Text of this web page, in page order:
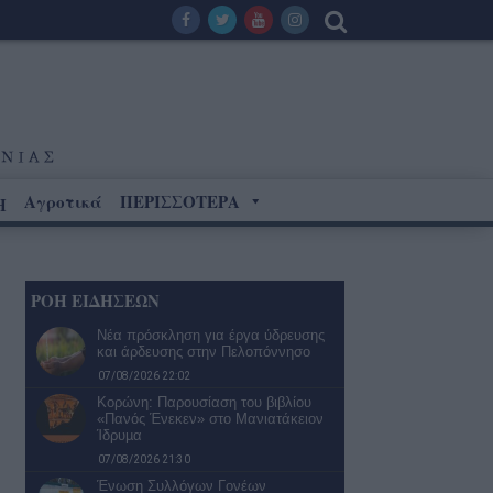
Αγροτικά ΠΕΡΙΣΣΟΤΕΡΑ
ΡΟΗ ΕΙΔΗΣΕΩΝ
Νέα πρόσκληση για έργα ύδρευσης
και άρδευσης στην Πελοπόννησο
07/08/2026 22:02
Κορώνη: Παρουσίαση του βιβλίου
«Πανός Ένεκεν» στο Μανιατάκειον
Ίδρυµα
07/08/2026 21:30
Ένωση Συλλόγων Γονέων